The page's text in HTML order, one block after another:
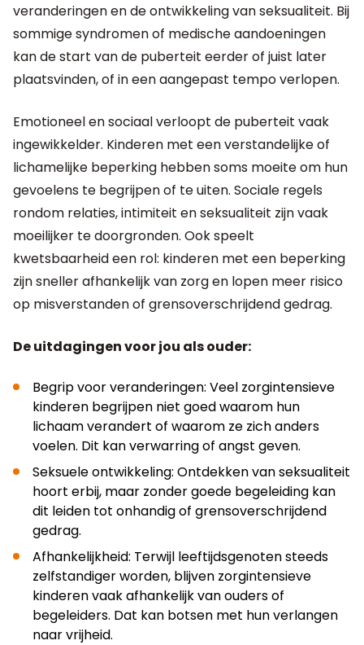
veranderingen en de ontwikkeling van seksualiteit. Bij
sommige syndromen of medische aandoeningen
kan de start van de puberteit eerder of juist later
plaatsvinden, of in een aangepast tempo verlopen.
Emotioneel en sociaal verloopt de puberteit vaak
ingewikkelder. Kinderen met een verstandelijke of
lichamelijke beperking hebben soms moeite om hun
gevoelens te begrijpen of te uiten. Sociale regels
rondom relaties, intimiteit en seksualiteit zijn vaak
moeilijker te doorgronden. Ook speelt
kwetsbaarheid een rol: kinderen met een beperking
zijn sneller afhankelijk van zorg en lopen meer risico
op misverstanden of grensoverschrijdend gedrag.
De uitdagingen voor jou als ouder:
Begrip voor veranderingen: Veel zorgintensieve
kinderen begrijpen niet goed waarom hun
lichaam verandert of waarom ze zich anders
voelen. Dit kan verwarring of angst geven.
Seksuele ontwikkeling: Ontdekken van seksualiteit
hoort erbij, maar zonder goede begeleiding kan
dit leiden tot onhandig of grensoverschrijdend
gedrag.
Afhankelijkheid: Terwijl leeftijdsgenoten steeds
zelfstandiger worden, blijven zorgintensieve
kinderen vaak afhankelijk van ouders of
begeleiders. Dat kan botsen met hun verlangen
naar vrijheid.